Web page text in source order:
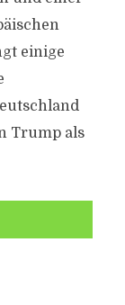
einige
Trump als